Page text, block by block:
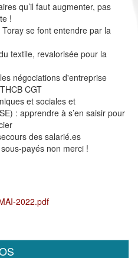
qu’il faut augmenter, pas
!
se font entendre par la
textile, revalorisée pour la
négociations d'entreprise
CGT
et sociales et
: apprendre à s’en saisir pour
des salarié.es
payés non merci !
2022.pdf